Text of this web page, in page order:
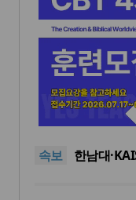
속보
느헤미야
도’로 나
세기총 “
시장 담은
한남대